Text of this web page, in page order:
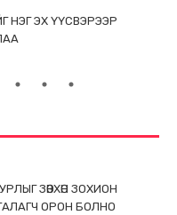
НЭГ ЭХ ҮҮСВЭРЭЭР
ЗӨВХӨН ЗОХИОН
ОРОН БОЛНО